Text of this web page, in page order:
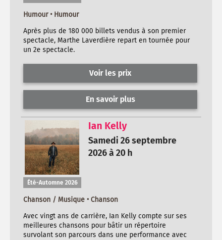
Humour • Humour
Après plus de 180 000 billets vendus à son premier
spectacle, Marthe Laverdière repart en tournée pour
un 2e spectacle.
Voir les prix
En savoir plus
Ian Kelly
Samedi 26 septembre
2026 à 20 h
Été-Automne 2026
Chanson / Musique • Chanson
Avec vingt ans de carrière, Ian Kelly compte sur ses
meilleures chansons pour bâtir un répertoire
survolant son parcours dans une performance avec